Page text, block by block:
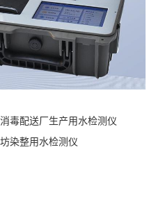
毒配送厂生产用水检测仪
染整用水检测仪